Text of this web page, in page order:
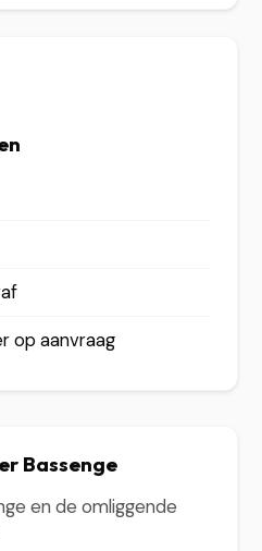
op aanvraag
Bassenge
en de omliggende